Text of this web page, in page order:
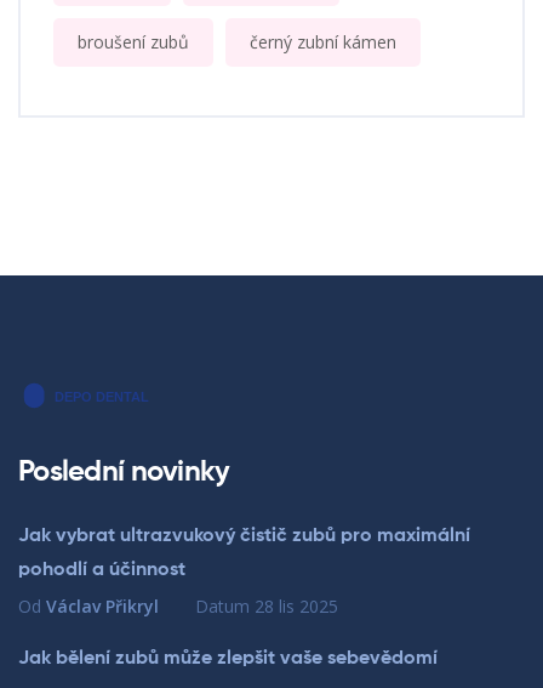
broušení zubů černý zubní kámen
Poslední novinky
Jak vybrat ultrazvukový čistič zubů pro maximální
pohodlí a účinnost
Od Václav Přikryl Datum 28 lis 2025
Jak bělení zubů může zlepšit vaše sebevědomí